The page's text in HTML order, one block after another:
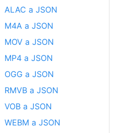
ALAC a JSON
M4A a JSON
MOV a JSON
MP4 a JSON
OGG a JSON
RMVB a JSON
VOB a JSON
WEBM a JSON